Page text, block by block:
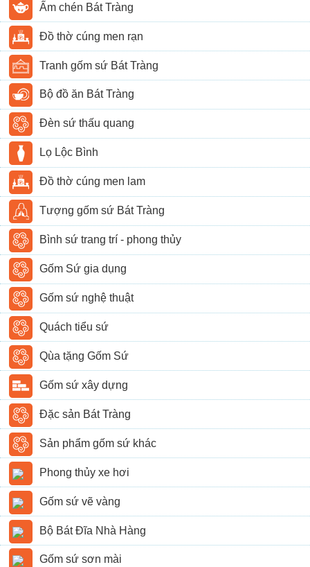
Ấm chén Bát Tràng
Đồ thờ cúng men rạn
Tranh gốm sứ Bát Tràng
Bộ đồ ăn Bát Tràng
Đèn sứ thấu quang
Lọ Lộc Bình
Đồ thờ cúng men lam
Tượng gốm sứ Bát Tràng
Bình sứ trang trí - phong thủy
Gốm Sứ gia dụng
Gốm sứ nghệ thuật
Quách tiểu sứ
Qùa tặng Gốm Sứ
Gốm sứ xây dựng
Đặc sản Bát Tràng
Sản phẩm gốm sứ khác
Phong thủy xe hơi
Gốm sứ vẽ vàng
Bộ Bát Đĩa Nhà Hàng
Gốm sứ sơn mài